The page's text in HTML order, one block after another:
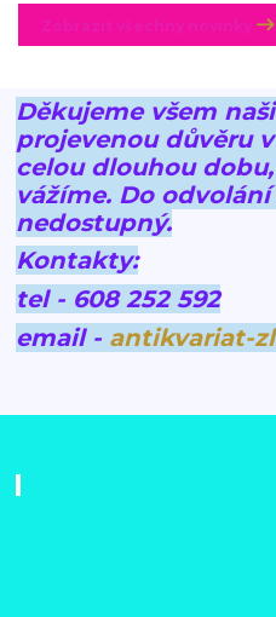
Děkujeme všem
projevenou důvěru
celou dlouhou
vážíme. Do
nedostupný.
Kontakty:
tel - 608 252 592
email - antikvariat-